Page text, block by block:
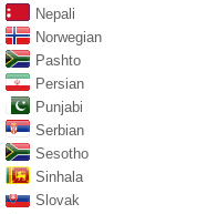
Nepali
Norwegian
Pashto
Persian
Punjabi
Serbian
Sesotho
Sinhala
Slovak